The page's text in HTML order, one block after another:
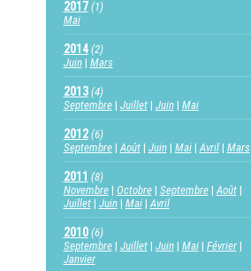
2017(1)
Mai
2014(2)
Juin
Mars
2013(4)
Septembre
Juillet Juin Mai
2012(6)
Septembre
Août Juin Mai Avril Mars
2011 (8)
Novembre
Octobre Septembre
Août
Juillet
Juin Mai Avril
2010(6)
Septembre
Juillet Juin Mai
Février
Janvier